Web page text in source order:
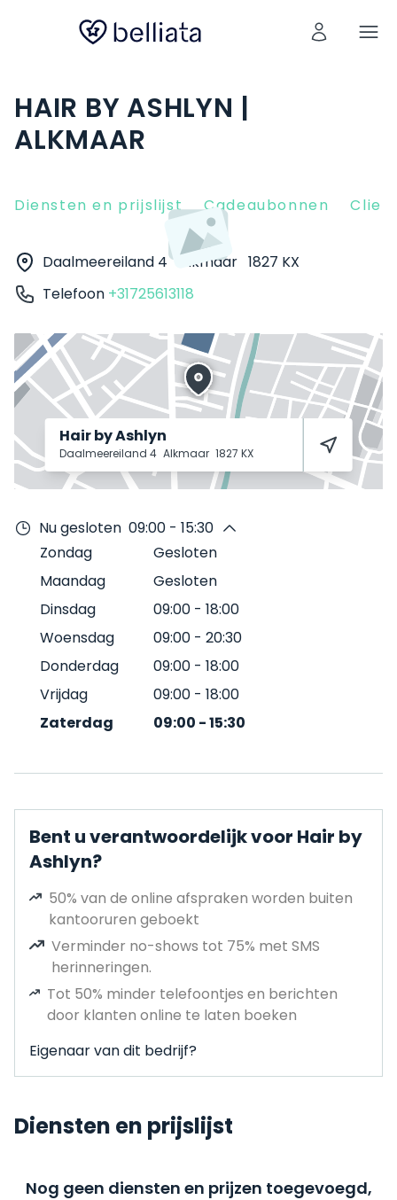
HAIR BY ASHLYN |
ALKMAAR
Diensten en prijslijst Cadeaubonnen
Daalmeereiland 4 Alkmaar 1827 KX
Telefoon +31725613118
Hair by Ashlyn
Daalmeereiland 4 Alkmaar 1827 KX
Nu gesloten 09:00 - 15:30
Zondag
Gesloten
Maandag
Gesloten
Dinsdag
09:00 - 18:00
Woensdag
09:00 - 20:30
Donderdag
09:00 - 18:00
Vrijdag
09:00 - 18:00
Zaterdag
09:00 -15:30
Bent u verantwoordelijk voor Hair by
Ashlyn?
50% van de online afspraken worden buiten
kantooruren geboekt
Verminder no-shows tot 75% met SMS
herinneringen.
Tot 50% minder telefoontjes en berichten
door klanten online te laten boeken
Eigenaar van dit bedrijf?
Diensten en prijslijst
Nog geen diensten en prijzen toegevoegd,